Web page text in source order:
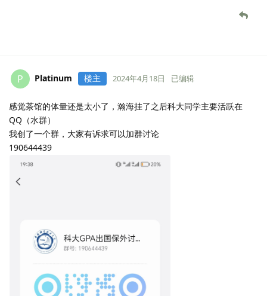
P Platinum 楼主 2024年4月18日 已编辑
感觉茶馆的体量还是太小了，瀚海挂了之后科大同学主要活跃在
QQ（水群）
我创了一个群，大家有诉求可以加群讨论
190644439